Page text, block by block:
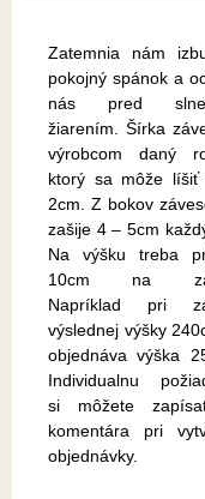
Zatemnia nám
pokojný spánok a
nás pred
žiarením. Šírka
výrobcom daný
ktorý sa môže
2cm. Z bokov
zašije 4 – 5cm
Na výšku treba
10cm na
Napríklad pri
výslednej výšky
objednáva výška
Individualnu
si môžete
komentára pri
objednávky.